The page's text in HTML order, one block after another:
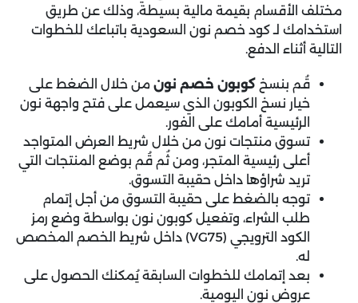
مختلف الأقسام بقيمة مالية بسيطة، وذلك عن طريق
استخدامك لـ كود خصم نون السعودية باتباعك للخطوات
التالية أثناء الدفع.
قُم بنسخ كوبون خصم نون من خلال الضغط على
خيار نسخ الكوبون الذي سيعمل على فتح واجهة نون
الرئيسية أمامك على الفور.
تسوق منتجات نون من خلال شريط العرض المتواجد
أعلى رئيسية المتجر، ومن ثُم قُم بوضع المنتجات التي
تريد شراؤها داخل حقيبة التسوق.
توجه بالضغط على حقيبة التسوق من أجل إتمام
طلب الشراء، وتفعيل كوبون نون بواسطة وضع رمز
الكود الترويجي (VG75) داخل شريط الخصم المخصص
له.
بعد إتمامك للخطوات السابقة يُمكنك الحصول على
عروض نون اليومية.